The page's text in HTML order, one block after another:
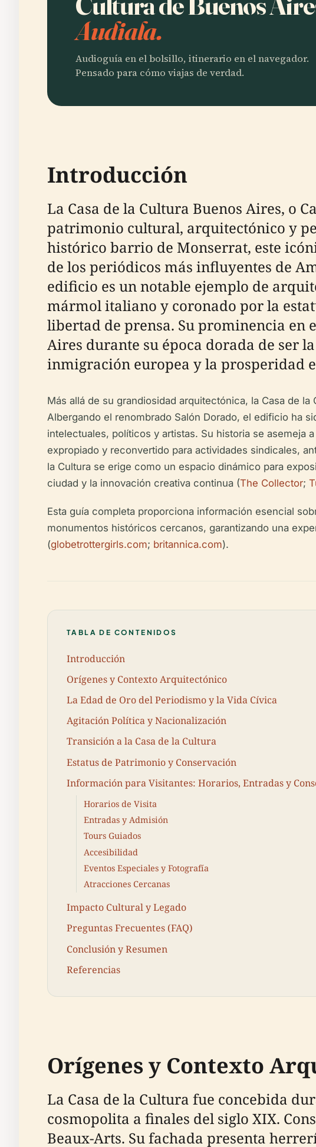
Audiala.
Audioguía en el bolsillo, itinerario en el navegador.
Pensado para cómo viajas de verdad.
Introducción
La Casa de la Cultura Buenos Aires, o
patrimonio cultural, arquitectónico y
histórico barrio de Monserrat, este
de los periódicos más influyentes de
edificio es un notable ejemplo de
mármol italiano y coronado por la
libertad de prensa. Su prominencia en
Aires durante su época dorada de ser
inmigración europea y la prosperidad
Más allá de su grandiosidad arquitectónica, la Casa de
Albergando el renombrado Salón Dorado, el edificio ha
intelectuales, políticos y artistas. Su historia se asemeja
expropiado y reconvertido para actividades sindicales,
la Cultura se erige como un espacio dinámico para
ciudad y la innovación creativa continua (The Collector;
Esta guía completa proporciona información esencial
monumentos históricos cercanos, garantizando una
(globetrottergirls.com; britannica.com).
TABLA DE CONTENIDOS
Introducción
Orígenes y Contexto Arquitectónico
La Edad de Oro del Periodismo y la Vida Cívica
Agitación Política y Nacionalización
Transición a la Casa de la Cultura
Estatus de Patrimonio y Conservación
Información para Visitantes: Horarios, Entradas y
Horarios de Visita
Entradas y Admisión
Tours Guiados
Accesibilidad
Eventos Especiales y Fotografía
Atracciones Cercanas
Impacto Cultural y Legado
Preguntas Frecuentes (FAQ)
Conclusión y Resumen
Referencias
Orígenes y Contexto
La Casa de la Cultura fue concebida
cosmopolita a finales del siglo XIX.
Beaux-Arts. Su fachada presenta